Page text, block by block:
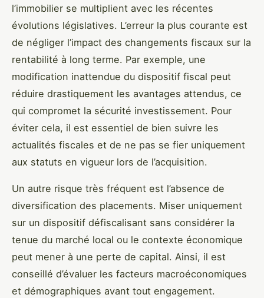
l’immobilier se multiplient avec les récentes
évolutions législatives. L’erreur la plus courante est
de négliger l’impact des changements fiscaux sur la
rentabilité à long terme. Par exemple, une
modification inattendue du dispositif fiscal peut
réduire drastiquement les avantages attendus, ce
qui compromet la sécurité investissement. Pour
éviter cela, il est essentiel de bien suivre les
actualités fiscales et de ne pas se fier uniquement
aux statuts en vigueur lors de l’acquisition.
Un autre risque très fréquent est l’absence de
diversification des placements. Miser uniquement
sur un dispositif défiscalisant sans considérer la
tenue du marché local ou le contexte économique
peut mener à une perte de capital. Ainsi, il est
conseillé d’évaluer les facteurs macroéconomiques
et démographiques avant tout engagement.